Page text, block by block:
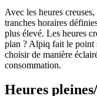
Avec les heures
tranches horaires
plus élevé. Les heures
plan ? Alpiq fait le point
choisir de manière
consommation.
Heures